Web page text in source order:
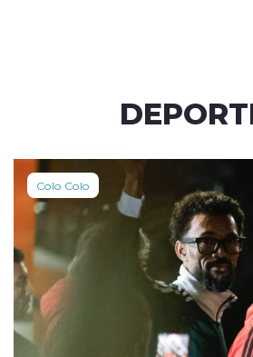
Colo Colo